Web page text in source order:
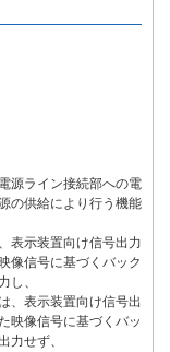
源ライン接続部への電
の供給により行う機能
表示装置向け信号出力
像信号に基づくバック
し、
、表示装置向け信号出
映像信号に基づくバッ
力せず、